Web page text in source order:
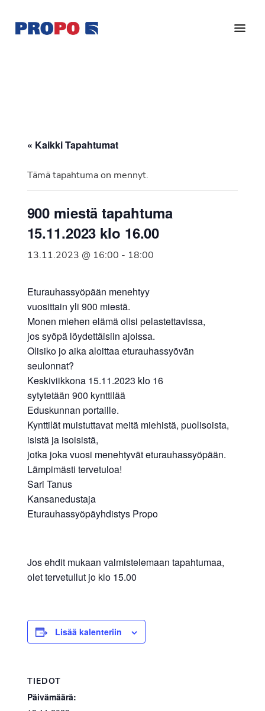
pääsisältöön
alatunnisteeseen
Ry
vuonna
Suomen
jäsenjärjestö.
« Kaikki Tapahtumat
Tämä tapahtuma on mennyt.
900 miestä tapahtuma
15.11.2023 klo 16.00
13.11.2023 @ 16:00 - 18:00
Eturauhassyöpään menehtyy
vuosittain yli 900 miestä.
Monen miehen elämä olisi pelastettavissa,
jos syöpä löydettäisiin ajoissa.
Olisiko jo aika aloittaa eturauhassyövän
seulonnat?
Keskiviikkona 15.11.2023 klo 16
sytytetään 900 kynttilää
Eduskunnan portaille.
Kynttilät muistuttavat meitä miehistä, puolisoista,
isistä ja isoisistä,
jotka joka vuosi menehtyvät eturauhassyöpään.
Lämpimästi tervetuloa!
Sari Tanus
Kansanedustaja
Eturauhassyöpäyhdistys Propo
Jos ehdit mukaan valmistelemaan tapahtumaa,
olet tervetullut jo klo 15.00
Lisää kalenteriin
TIEDOT
Päivämäärä: